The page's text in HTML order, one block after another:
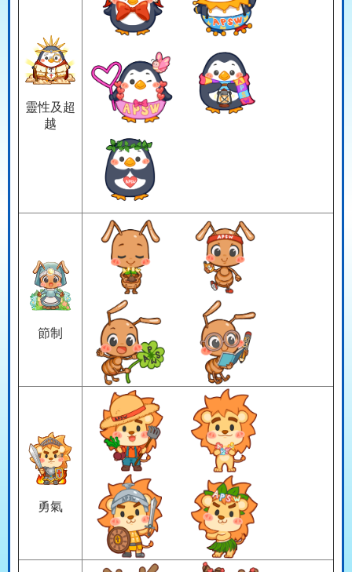
靈性及超
越
節制
勇氣